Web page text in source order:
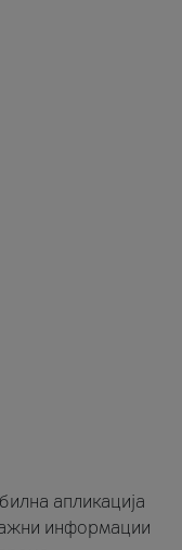
апликација
информации